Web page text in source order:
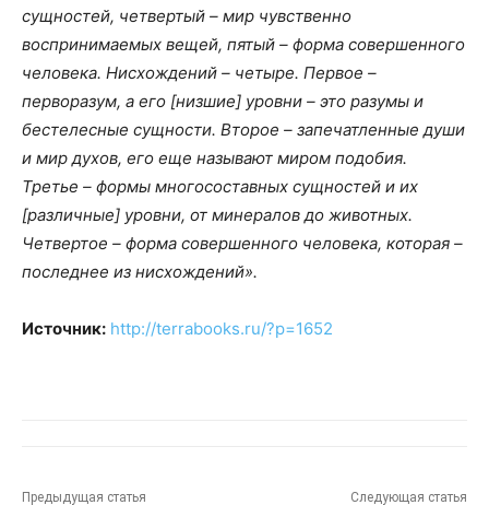
сущностей, четвертый – мир чувственно
воспринимаемых вещей, пятый – форма совершенного
человека. Нисхождений – четыре. Первое –
перворазум, а его [низшие] уровни – это разумы и
бестелесные сущности. Второе – запечатленные души
и мир духов, его еще называют миром подобия.
Третье – формы многосоставных сущностей и их
[различные] уровни, от минералов до животных.
Четвертое – форма совершенного человека, которая –
последнее из нисхождений».
Источник: http://terrabooks.ru/?p=1652
Предыдущая статья Следующая статья